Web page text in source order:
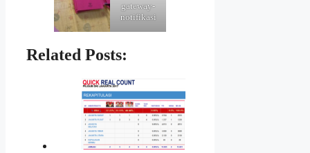
gateway-
notifikasi
Related Posts: